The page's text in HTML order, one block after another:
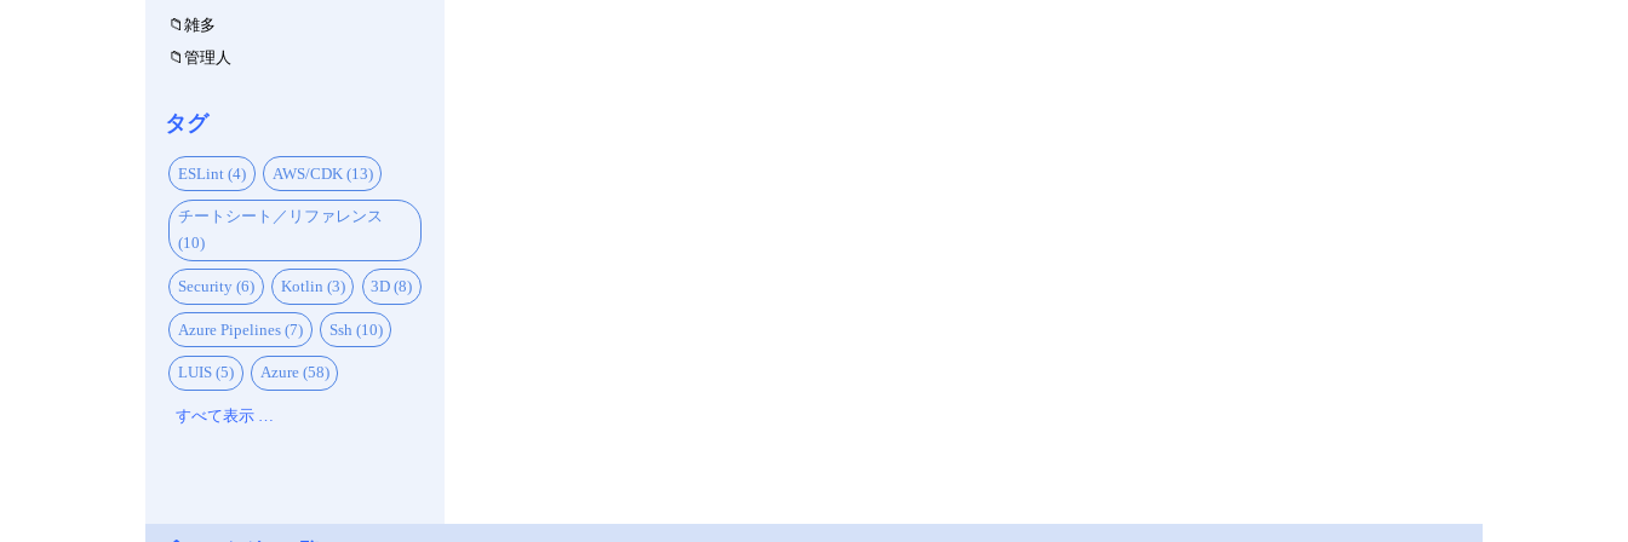
雑多
管理人
タグ
ESLint (4) AWS/CDK (13)
チートシート／リファレンス
(10)
Security (6) Kotlin (3) 3D (8)
Azure Pipelines (7) Ssh (10)
LUIS (5) Azure (58)
すべて表示 …